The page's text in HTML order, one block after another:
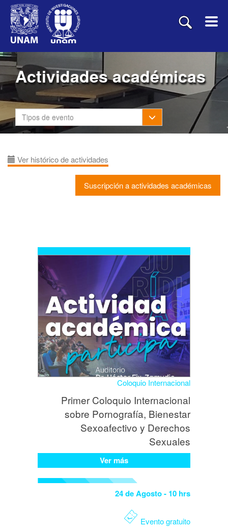
Actividades académicas
Tipos de evento Toggle Dropdown
Ver histórico de actividades
Suscripción a actividades académicas
Coloquio Internacional
Primer Coloquio Internacional
sobre Pornografía, Bienestar
Sexoafectivo y Derechos
Sexuales
Ver más
24 de Agosto- 10 hrs
Evento gratuito